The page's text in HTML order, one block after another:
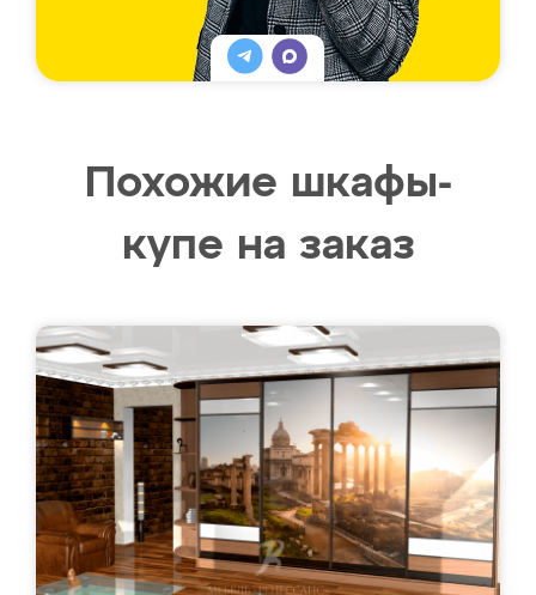
Похожие шкафы-
купе на заказ